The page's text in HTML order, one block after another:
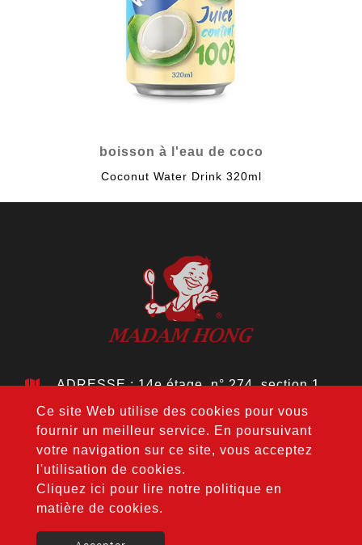
boisson à l'eau de coco
Coconut Water Drink 320ml
Ce site Web utilise des cookies pour vous
fournir un meilleur service. En poursuivant
votre navigation sur ce site, vous acceptez
l'utilisation de cookies.
Cliquez ici pour lire notre politique en
matière de cookies.
ADRESSE : 14e étage, n° 274, section 1,
Wenxin Rd., district de Nantun, ville de
Taichung 408, Taïwan
TÉL. : +886-4-24728687
FAX : +886-4-24728688
COURRIER :jouho.hdm@gmail.com
rights reserved.